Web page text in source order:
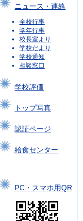
ニュース・連絡
全校行事
学年行事
校長室より
学校だより
学校通知
相談窓口
学校評価
トップ写真
認証ページ
給食センター
PC・スマホ用QR